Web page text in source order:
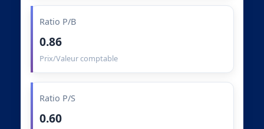
Ratio P/B
0.86
Prix/Valeur comptable
Ratio P/S
0.60